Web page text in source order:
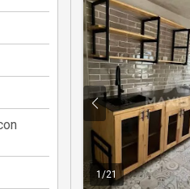
1 /21